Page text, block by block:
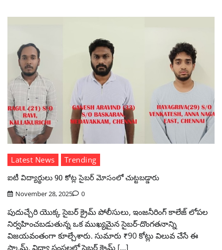
Latest News
Trending
ఐటీ విద్యార్థులు 90 కోట్ల సైబర్ మోసంలో చుట్టబడ్డారు
November 28, 2025 0
పుదుచ్చేరి యొక్క సైబర్ క్రైమ్ పోలీసులు, ఇంజనీరింగ్ కాలేజ్ లోపల
నిర్వహించబడుతున్న ఒక ముఖ్యమైన సైబర్-దొంగతనాన్ని
విజయవంతంగా కూల్చేశారు. సుమారు ₹90 కోట్లు విలువ చేసే ఈ
స్కామ్, విద్యా సంస్థలలో సైబర్ క్రైమ్ […]